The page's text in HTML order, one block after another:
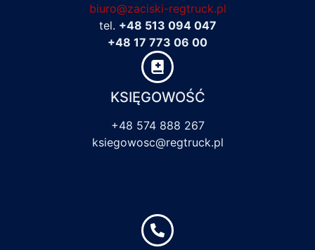
biuro@zaciski-regtruck.pl
tel. +48 513 094 047
+48 17 773 06 00
KSIĘGOWOŚĆ
+48 574 888 267
ksiegowosc@regtruck.pl